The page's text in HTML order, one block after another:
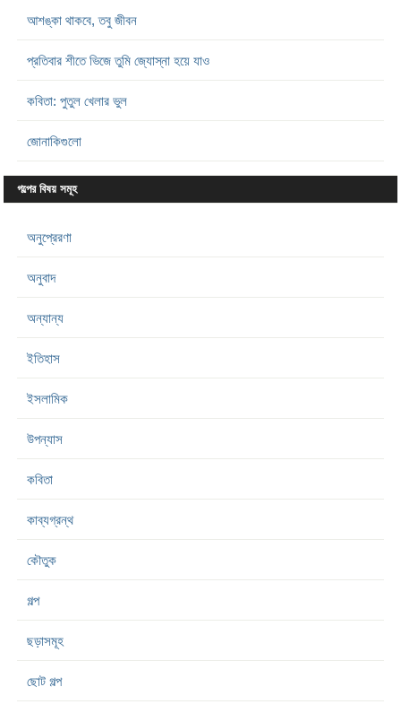
আশঙ্কা থাকবে, তবু জীবন
প্রতিবার শীতে ভিজে তুমি জ্যোস্না হয়ে যাও
কবিতা: পুতুল খেলার ভুল
জোনাকিগুলো
গল্পের বিষয় সমূহ
অনুপ্রেরণা
অনুবাদ
অন্যান্য
ইতিহাস
ইসলামিক
উপন্যাস
কবিতা
কাব্যগ্রন্থ
কৌতুক
গল্প
ছড়াসমূহ
ছোট গল্প